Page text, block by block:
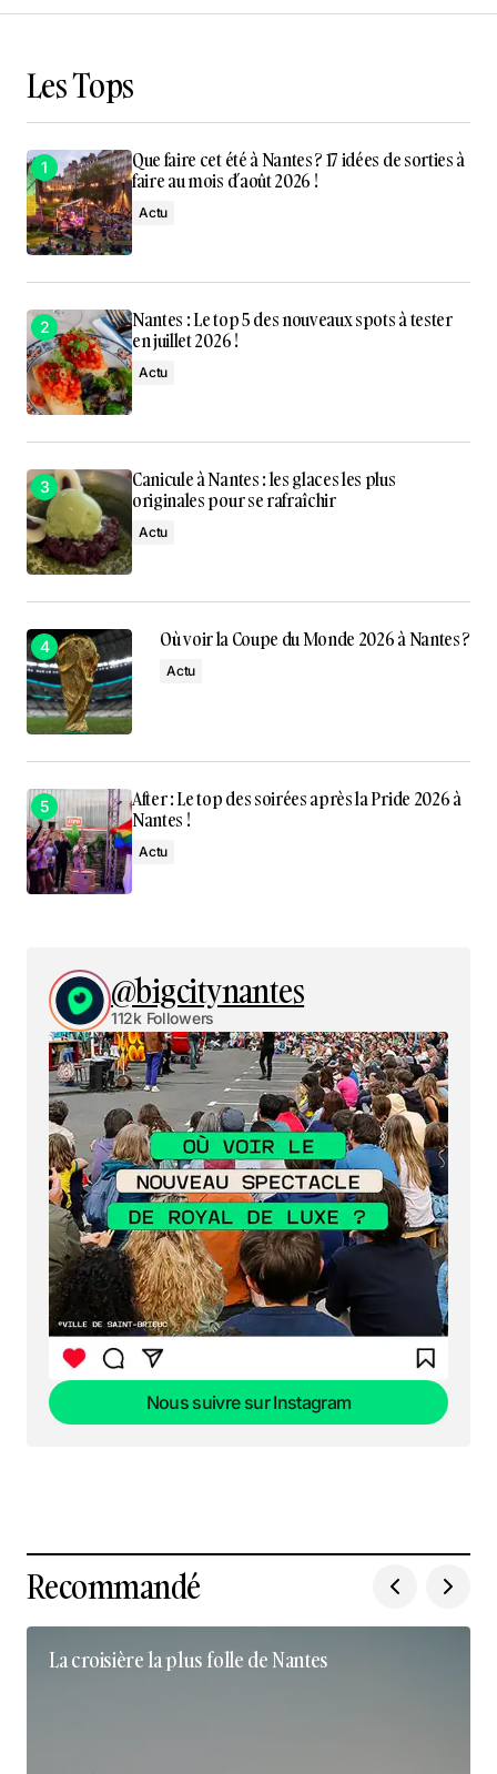
Les Tops
Que faire cet été à Nantes ? 17 idées de sorties à
faire au mois d’août 2026 !
Actu
Nantes : Le top 5 des nouveaux spots à tester
en juillet 2026 !
Actu
Canicule à Nantes : les glaces les plus
originales pour se rafraîchir
Actu
Où voir la Coupe du Monde 2026 à Nantes ?
Actu
After : Le top des soirées après la Pride 2026 à
Nantes !
Actu
@bigcitynantes
112k Followers
Nous suivre sur Instagram
Recommandé
La croisière la plus folle de Nantes